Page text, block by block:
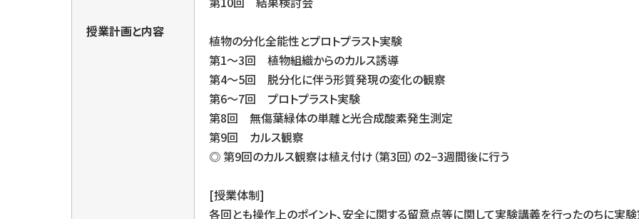
授業計画と内容
植物の分化全能性とプロトプラスト実験
第1〜3回 植物組織からのカルス誘導
第4〜5回 脱分化に伴う形質発現の変化の観察
第6〜7回 プロトプラスト実験
第8回 無傷葉緑体の単離と光合成酸素発生測定
第9回 カルス観察
◎ 第9回のカルス観察は植え付け（第3回）の2−3週間後に行う
[授業体制]
各回とも操作上のポイント、安全に関する留意点等に関して実験講義を行ったのちに実